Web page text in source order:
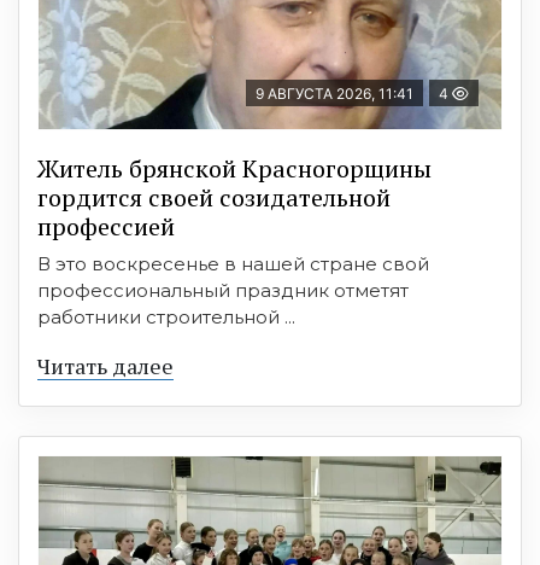
9 АВГУСТА 2026, 11:41 4
Житель брянской Красногорщины
гордится своей созидательной
профессией
В это воскресенье в нашей стране свой
профессиональный праздник отметят
работники строительной ...
Читать далее